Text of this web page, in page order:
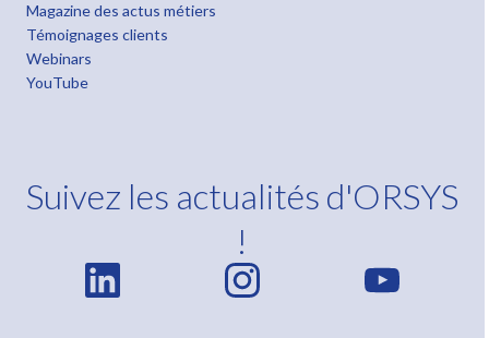
Magazine des actus métiers
Témoignages clients
Webinars
YouTube
Suivez les actualités d'ORSYS
!